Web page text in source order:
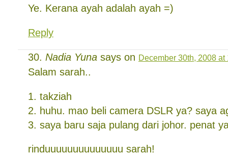
Ye. Kerana ayah adalah ayah =)
Reply
Nadia Yuna says on December 30th, 2008 at
Salam sarah..
1. takziah
2. huhu. mao beli camera DSLR ya? saya
3. saya baru saja pulang dari johor. penat
rinduuuuuuuuuuuuuu sarah!